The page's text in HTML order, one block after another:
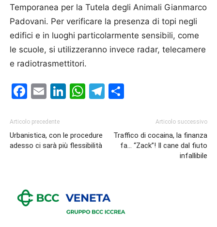
Temporanea per la Tutela degli Animali Gianmarco
Padovani. Per verificare la presenza di topi negli
edifici e in luoghi particolarmente sensibili, come
le scuole, si utilizzeranno invece radar, telecamere
e radiotrasmettitori.
Facebook
EmailLinkedIn
WhatsApp
Telegram
Articolo precedente
Urbanistica, con le procedure
adesso ci sarà più flessibilità
Articolo successivo
Traffico di cocaina, la finanza
fa… “Zack”! Il cane dal fiuto
infallibile